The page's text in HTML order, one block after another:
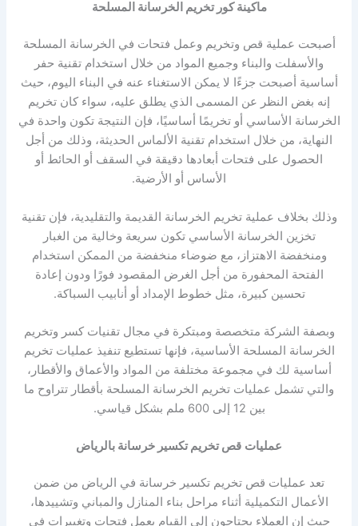
ماكينة كور تخريم الخرسانة المسلحة
أصبحت عملية قص وتخريم وعمل فتحات في الخرسانة المسلحة
والأسفلت والبناء وجميع المواد من خلال استخدام تقنية حفر
أساسية أصبحت جزءًا لا يمكن الاستغناء عنه في البناء اليوم، حيث
إنه بغض النظر عن المسمى الذي يطلق عليه، سواء كان تخريم
الخرسانة الأساسي أو تخريمًا أساسيًا، فإن النتيجة تكون واحدة في
النهاية، من خلال استخدام تقنية الألماس الحديثة، وذلك من أجل
الحصول على فتحات أبعادها دقيقة في السقف أو الحائط أو
الأساس أو الأرضية.
وذلك بخلاف عملية تخريم الخرسانة القديمة والتقليدية، فإن تقنية
تخزين الخرسانة الأساسي تكون سريعة وخالية من الغبار
ومنخفضة الاهتزاز، مع ضوضاء منخفضة من الممكن استخدام
الفتحة المحفورة من أجل الغرض المقصود فورًا ودون إعادة
تحسين كبيرة، مثل خطوط الإمداد أو أنابيب السباكة.
وبصفة الشركة متخصصة ومبتكرة في مجال تقنيات كسر وتخريم
الخرسانة المسلحة الأساسية، فإنها تستطيع تنفيذ عمليات تخريم
أساسية لك في مجموعة مختلفة من المواد والأعماق والأقطار،
والتي تشمل عمليات تخريم الخرسانة المسلحة بأقطار تتراوح ما
بين 12 إلى 600 ملم بشكل قياسي.
عمليات قص تخريم تكسير خرسانة بالرياض
تعد عمليات قص تخريم تكسير خرسانة في الرياض من ضمن
الأعمال التكميلية أثناء مراحل بناء المنازل والمباني وتشييدها،
حيث إن العملاء يحتاجون إلى القيام بعمل فتحات وتغييرات في